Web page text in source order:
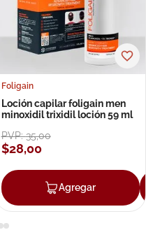
Agregar
Foligain
Loción capilar foligain men
minoxidil trixidil loción 59 ml
PVP:35,00
$28,00
Agregar